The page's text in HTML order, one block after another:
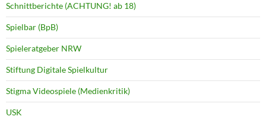
Schnittberichte (ACHTUNG! ab 18)
Spielbar (BpB)
Spieleratgeber NRW
Stiftung Digitale Spielkultur
Stigma Videospiele (Medienkritik)
USK